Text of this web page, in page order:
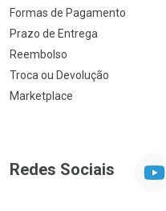
Formas de Pagamento
Prazo de Entrega
Reembolso
Troca ou Devolução
Marketplace
Redes Sociais